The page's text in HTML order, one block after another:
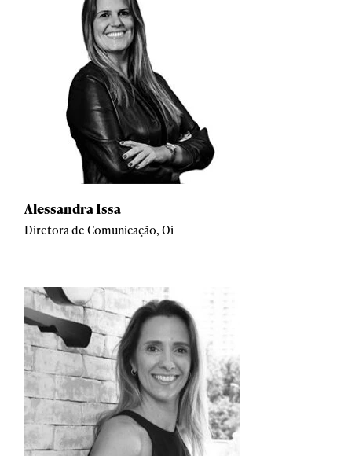
Alessandra Issa
Diretora de Comunicação, Oi